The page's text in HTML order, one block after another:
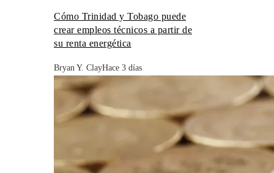
Cómo Trinidad y Tobago puede
crear empleos técnicos a partir de
su renta energética
Bryan Y. ClayHace 3 días